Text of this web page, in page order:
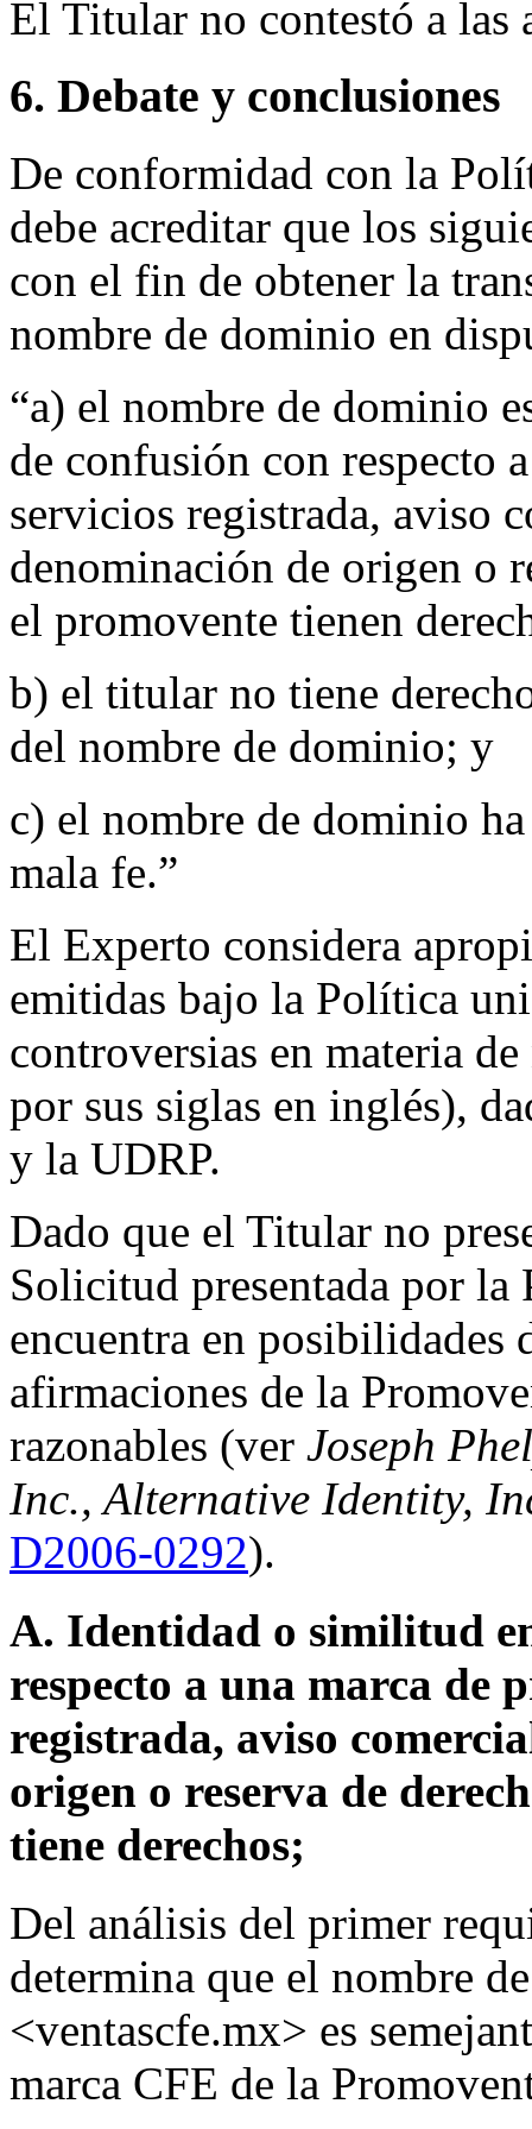
El Titular no contestó a las
6. Debate y conclusiones
De conformidad con la
debe acreditar que los
con el fin de obtener la
nombre de dominio en
“a) el nombre de dominio
de confusión con respecto
servicios registrada, aviso
denominación de origen o
el promovente tienen
b) el titular no tiene
del nombre de dominio; y
c) el nombre de dominio
mala fe.”
El Experto considera
emitidas bajo la Política
controversias en materia
por sus siglas en inglés),
y la UDRP.
Dado que el Titular no
Solicitud presentada por la
encuentra en posibilidades
afirmaciones de la
razonables (ver Joseph
Inc., Alternative Identity,
D2006-0292).
A. Identidad o similitud
respecto a una marca de
registrada, aviso
origen o reserva de
tiene derechos;
Del análisis del primer
determina que el nombre
<ventascfe.mx> es
marca CFE de la